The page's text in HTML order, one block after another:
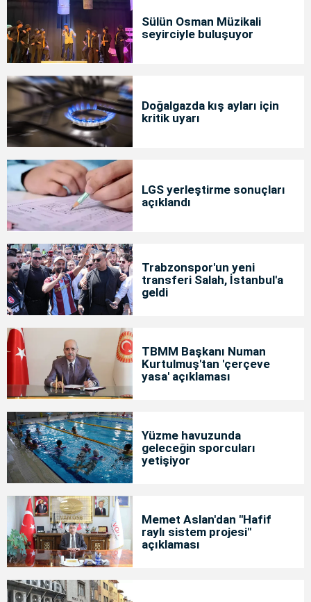
Sülün Osman Müzikali
seyirciyle buluşuyor
Doğalgazda kış ayları için
kritik uyarı
LGS yerleştirme sonuçları
açıklandı
Trabzonspor'un yeni
transferi Salah, İstanbul'a
geldi
TBMM Başkanı Numan
Kurtulmuş'tan 'çerçeve
yasa' açıklaması
Yüzme havuzunda
geleceğin sporcuları
yetişiyor
Memet Aslan'dan "Hafif
raylı sistem projesi"
açıklaması